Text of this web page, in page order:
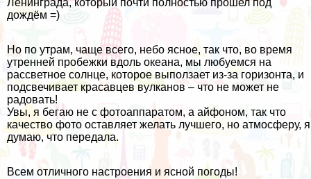
Ленинграда, который почти полностью прошел под
дождём =)
Но по утрам, чаще всего, небо ясное, так что, во время
утренней пробежки вдоль океана, мы любуемся на
рассветное солнце, которое выползает из-за горизонта, и
подсвечивает красавцев вулканов – что не может не
радовать!
Увы, я бегаю не с фотоаппаратом, а айфоном, так что
качество фото оставляет желать лучшего, но атмосферу, я
думаю, что передала.
Всем отличного настроения и ясной погоды!